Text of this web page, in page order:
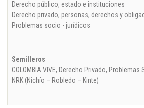
Derecho público, estado e instituciones
Derecho privado, personas, derechos y
Problemas socio - jurídicos
Semilleros
COLOMBIA VIVE, Derecho Privado,
NRK (Nichío – Robledo – Kinte)